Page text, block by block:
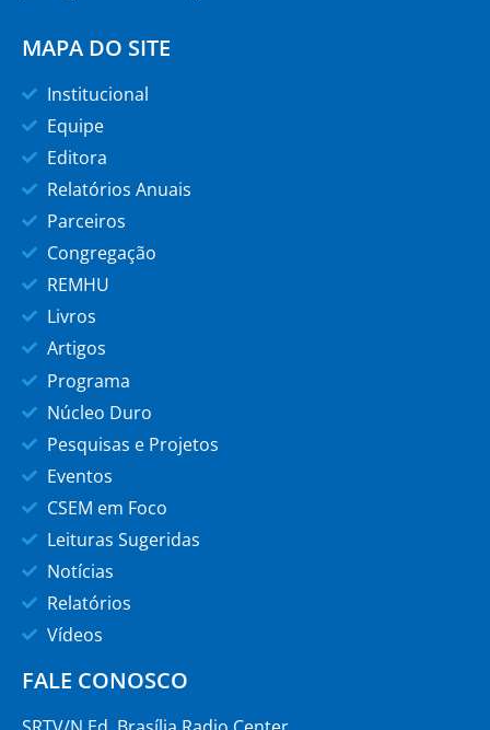
MAPA DO SITE
Institucional
Equipe
Editora
Relatórios Anuais
Parceiros
Congregação
REMHU
Livros
Artigos
Programa
Núcleo Duro
Pesquisas e Projetos
Eventos
CSEM em Foco
Leituras Sugeridas
Notícias
Relatórios
Vídeos
FALE CONOSCO